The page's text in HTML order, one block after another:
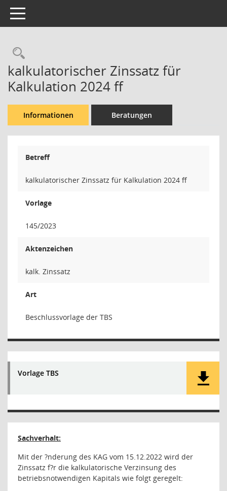
Toggle navigation
Rechercheauswahl
kalkulatorischer Zinssatz für
Kalkulation 2024 ff
Informationen Beratungen
Betreff
kalkulatorischer Zinssatz für Kalkulation 2024 ff
Vorlage
145/2023
Aktenzeichen
kalk. Zinssatz
Art
Beschlussvorlage der TBS
Vorlage TBS
Sachverhalt:
Mit der ?nderung des KAG vom 15.12.2022 wird der
Zinssatz f?r die kalkulatorische Verzinsung des
betriebsnotwendigen Kapitals wie folgt geregelt: